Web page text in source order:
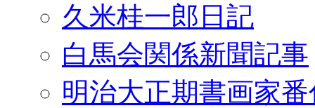
久米桂一郎日記
白馬会関係新聞記事
明治大正期書画家